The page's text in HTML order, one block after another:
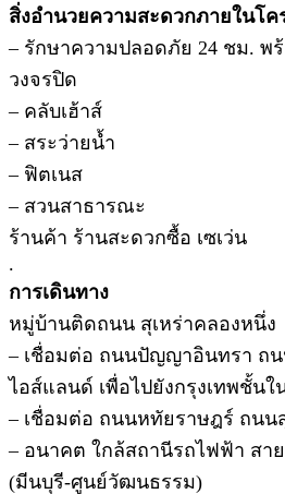
สิ่งอำนวยความสะดวกภายในโค
– รักษาความปลอดภัย 24 ชม. พ
วงจรปิด
– คลับเฮ้าส์
– สระว่ายน้ำ
– ฟิตเนส
– สวนสาธารณะ
ร้านค้า ร้านสะดวกซื้อ เซเว่น
.
การเดินทาง
หมู่บ้านติดถนน สุเหร่าคลองหนึ่ง
– เชื่อมต่อ ถนนปัญญาอินทรา ถ
ไอส์แลนด์ เพื่อไปยังกรุงเทพชั้นใ
– เชื่อมต่อ ถนนหทัยราษฎร์ ถนน
– อนาคต ใกล้สถานีรถไฟฟ้า สา
(มีนบุรี-ศูนย์วัฒนธรรม)